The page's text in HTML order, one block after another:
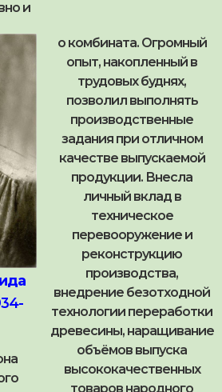
и
о комбината. Огромный
опыт, накопленный в
трудовых буднях,
позволил выполнять
производственные
задания при отличном
качестве выпускаемой
продукции. Внесла
личный вклад в
техническое
перевооружение и
реконструкцию
производства,
внедрение безотходной
технологии переработки
древесины, наращивание
объёмов выпуска
высококачественных
товаров народного